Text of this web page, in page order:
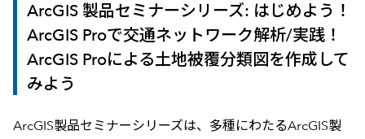
ArcGIS 製品セミナーシリーズ: はじめよう！
ArcGIS Proで交通ネットワーク解析/実践！
ArcGIS Proによる土地被覆分類図を作成して
みよう
ArcGIS製品セミナーシリーズは、多種にわたるArcGIS製